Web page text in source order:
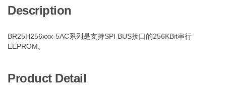
Description
BR25H256xxx-5AC系列是支持SPI BUS接口的256KBit串行
EEPROM。
Product Detail